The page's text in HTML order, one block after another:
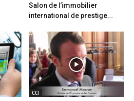
Salon de l’immobilier
international de prestige...
CCI